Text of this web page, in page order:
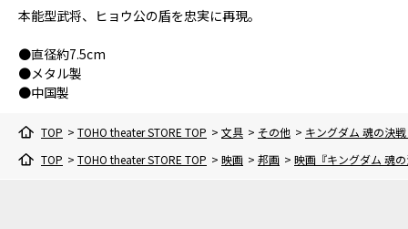
本能型武将、ヒョウ公の盾を忠実に再現。
●直径約7.5cm
●メタル製
●中国製
TOP > TOHO theater STORE TOP > 文具 > その他 > キングダム 魂の決
TOP > TOHO theater STORE TOP > 映画 > 邦画 > 映画『キングダム 魂